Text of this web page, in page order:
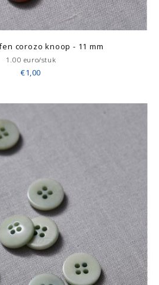
corozo knoop - 11 mm
1.00 euro/stuk
€1,00